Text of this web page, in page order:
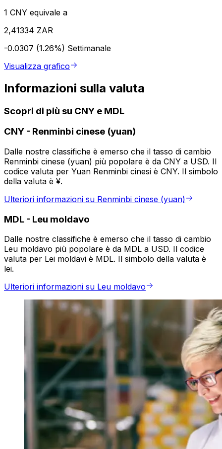
1 CNY equivale a
2,41334 ZAR
-0.0307 (1.26%) Settimanale
Visualizza grafico
Informazioni sulla valuta
Scopri di più su CNY e MDL
CNY - Renminbi cinese (yuan)
Dalle nostre classifiche è emerso che il tasso di cambio
Renminbi cinese (yuan) più popolare è da CNY a USD. Il
codice valuta per Yuan Renminbi cinesi è CNY. Il simbolo
della valuta è ¥.
Ulteriori informazioni su Renminbi cinese (yuan)
MDL - Leu moldavo
Dalle nostre classifiche è emerso che il tasso di cambio
Leu moldavo più popolare è da MDL a USD. Il codice
valuta per Lei moldavi è MDL. Il simbolo della valuta è
lei.
Ulteriori informazioni su Leu moldavo